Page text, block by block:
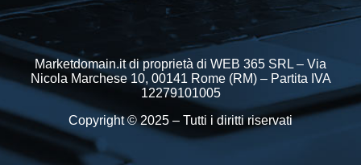
Marketdomain.it di proprietà di WEB 365 SRL – Via
Nicola Marchese 10, 00141 Rome (RM) – Partita IVA
12279101005
Copyright © 2025 – Tutti i diritti riservati